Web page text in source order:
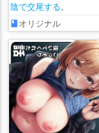
陰で交尾する。
オリジナル